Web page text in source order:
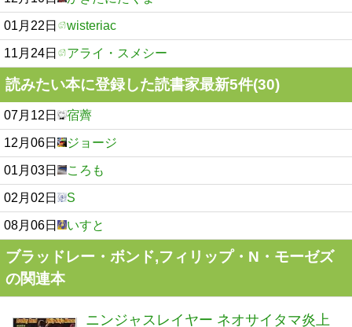
01月22日 wisteriac
11月24日 アライ・スメシー
読みたい本に登録した読書家最新5件(30)
07月12日 宿薺
12月06日 ジョージ
01月03日 ころも
02月02日 S
08月06日 いすと
ブラッドレー・ボンド,フィリップ・N・モーゼズ
の関連本
ニンジャスレイヤー ネオサイタマ炎上